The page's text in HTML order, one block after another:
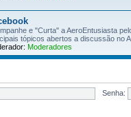
e "Curta" a AeroEntusiasta
tópicos abertos a discussão no
Moderadores
Senha: